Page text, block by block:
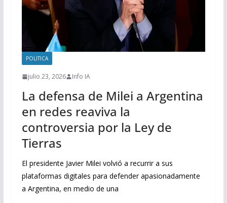
POLITICA
julio 23, 2026 Info IA
La defensa de Milei a Argentina
en redes reaviva la
controversia por la Ley de
Tierras
El presidente Javier Milei volvió a recurrir a sus
plataformas digitales para defender apasionadamente
a Argentina, en medio de una